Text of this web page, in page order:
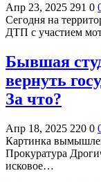
Апр 23, 2025 291 0
Сегодня на
ДТП с участием
Бывшая
вернуть
За что?
Апр 18, 2025 220 0
Картинка
Прокуратура
исковое…